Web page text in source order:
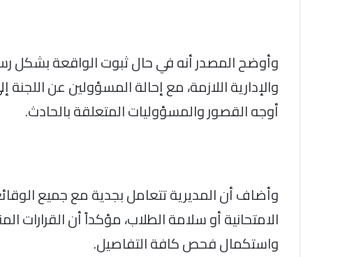
وأوضح المصدر أنه في حال ثبوت الواقعة بشكل
والإدارية اللازمة، مع إحالة المسؤولين عن
أوجه القصور والمسؤوليات المتعلقة بالحادث.
وأضاف أن المديرية تتعامل بجدية مع جميع
الامتحانية أو سلامة الطلاب، مؤكداً أن القرارات
واستكمال فحص كافة التفاصيل.